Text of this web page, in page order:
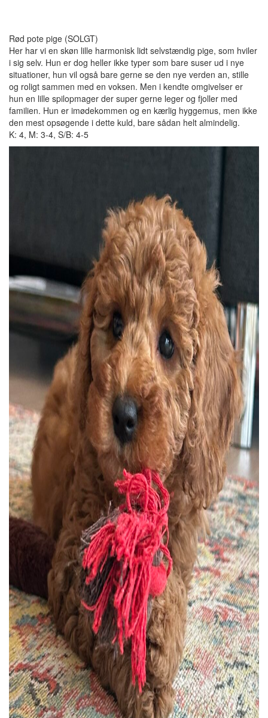
Rød pote pige (SOLGT)
Her har vi en skøn lille harmonisk lidt selvstændig pige, som hviler
i sig selv. Hun er dog heller ikke typer som bare suser ud i nye
situationer, hun vil også bare gerne se den nye verden an, stille
og roligt sammen med en voksen. Men i kendte omgivelser er
hun en lille spilopmager der super gerne leger og fjoller med
familien. Hun er imødekommen og en kærlig hyggemus, men ikke
den mest opsøgende i dette kuld, bare sådan helt almindelig.
K: 4, M: 3-4, S/B: 4-5